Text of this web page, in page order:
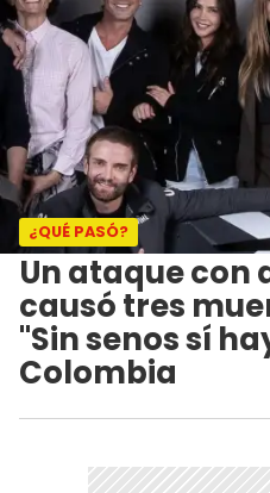
¿QUÉ PASÓ?
Un ataque con
causó tres
"Sin senos sí
Colombia